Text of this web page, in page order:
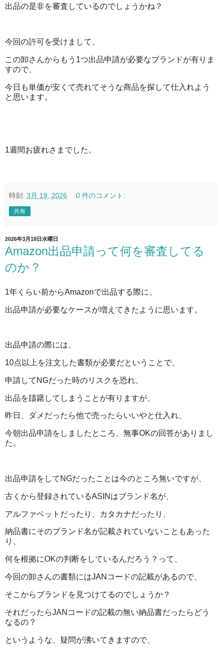
出品の是非を審査しているのでしょうかね？
今回の許可を受けまして、
この卸さんからもう1つ出品申請が必要なブランドが有りま
すので、
今日も単価が安くて売れてそうな商品を探して仕入れよう
と思います。
1週間お疲れさまでした。
時刻: 3月 19, 2026 0 件のコメント:
共有
2026年3月18日水曜日
Amazon出品申請って何を審査してる
のか？
1年くらい前からAmazonで出品する際に、
出品申請が必要なケースが増えてきたように思います。
出品申請の際には、
10点以上を注文した書類が必要だということで、
申請してNGだった時のリスクを恐れ、
出品を躊躇してしまうことが有りますが、
昨日、ダメだったら他で売ったらいいやと仕入れ、
今朝出品申請をしましたところ、無事OKの回答がありまし
た。
出品申請をしてNGだったことは今のところ無いですが、
古くから登録されているASINはブランド名が、
アルファベットだったり、カタカナだったり、
納品書にそのブランド名が記載されていないこともあった
り、
何を根拠にOKの判断をしているんだろう？って、
今回の卸さんの書類にはJANコードの記載があるので、
そこからブランドを見つけてるのでしょうか？
それだったらJANコードの記載の無い納品書だったらどう
なるの？
というような、疑問が沸いてきますので、